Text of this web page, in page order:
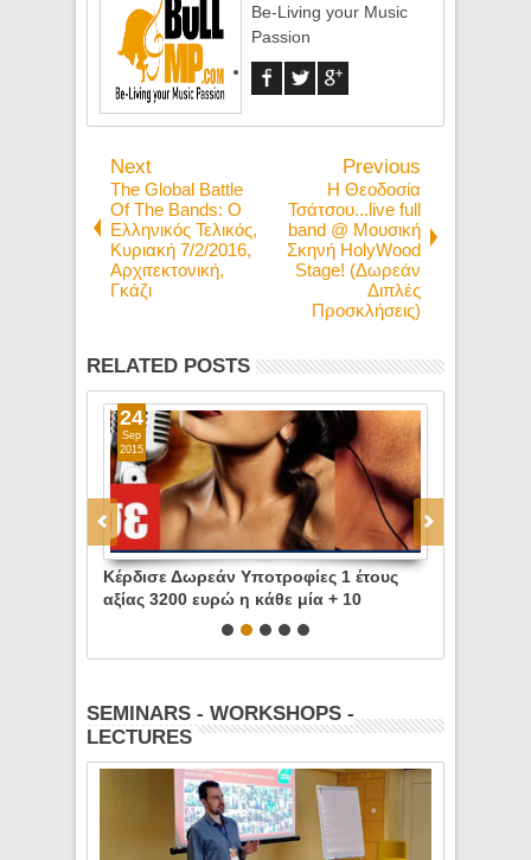
Be-Living your Music
Passion
Next
The Global Battle
Of The Bands: Ο
Ελληνικός Τελικός,
Κυριακή 7/2/2016,
Αρχιτεκτονική,
Γκάζι
Previous
Η Θεοδοσία
Τσάτσου...live full
band @ Μουσική
Σκηνή HolyWood
Stage! (Δωρεάν
Διπλές
Προσκλήσεις)
RELATED POSTS
Κέρδισε Δωρεάν Υποτροφίες 1 έτους
αξίας 3200 ευρώ η κάθε μία + 10
Υποτροφίες με 30% έκπτωση + Δώρο
24
Sep
2015
SEMINARS - WORKSHOPS -
LECTURES